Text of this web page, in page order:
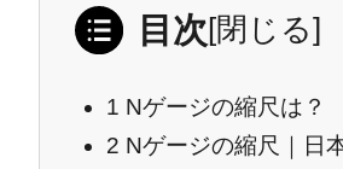
目次[閉じる]
1 Nゲージの縮尺は？
2 Nゲージの縮尺｜日